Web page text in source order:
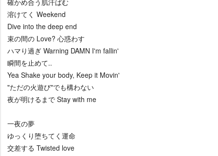
確かめ合う肌汗ばむ
溶けてく Weekend
Dive into the deep end
束の間の Love? 心惑わす
ハマり過ぎ Warning DAMN I'm fallin'
瞬間を止めて..
Yea Shake your body, Keep it Movin'
"ただの火遊び"でも構わない
夜が明けるまで Stay with me
一夜の夢
ゆっくり堕ちてく運命
交差する Twisted love